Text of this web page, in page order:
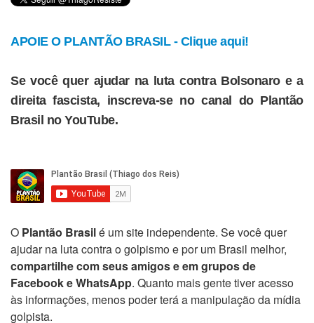
APOIE O PLANTÃO BRASIL - Clique aqui!
Se você quer ajudar na luta contra Bolsonaro e a
direita fascista, inscreva-se no canal do Plantão
Brasil no YouTube.
O Plantão Brasilé um site independente. Se você quer
ajudar na luta contra o golpismo e por um Brasil melhor,
compartilhe com seus amigos e em grupos de
Facebook e WhatsApp. Quanto mais gente tiver acesso
às informações, menos poder terá a manipulação da mídia
golpista.